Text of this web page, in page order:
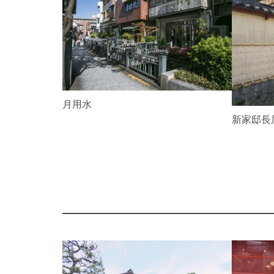
e
v
i
o
u
s
鞍月用水
新家邸長
P
r